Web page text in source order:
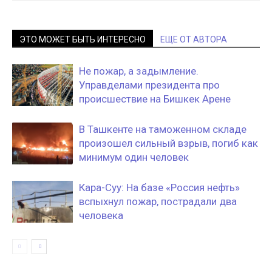
ЭТО МОЖЕТ БЫТЬ ИНТЕРЕСНО ЕЩЕ ОТ АВТОРА
Не пожар, а задымление.
Управделами президента про
происшествие на Бишкек Арене
В Ташкенте на таможенном складе
произошел сильный взрыв, погиб как
минимум один человек
Кара-Суу: На базе «Россия нефть»
вспыхнул пожар, пострадали два
человека